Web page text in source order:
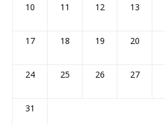
10 11 12 13
17 18 19 20
24 25 26 27
31